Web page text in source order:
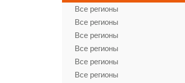
Все регионы
Все регионы
Все регионы
Все регионы
Все регионы
Все регионы